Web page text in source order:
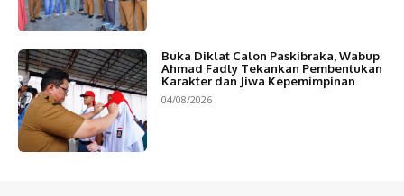
Buka Diklat Calon Paskibraka, Wabup
Ahmad Fadly Tekankan Pembentukan
Karakter dan Jiwa Kepemimpinan
04/08/2026